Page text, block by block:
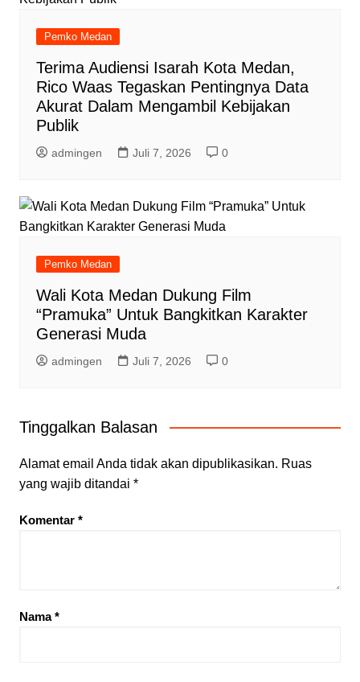
Pemko Medan
Terima Audiensi Isarah Kota Medan,
Rico Waas Tegaskan Pentingnya Data
Akurat Dalam Mengambil Kebijakan
Publik
admingen Juli 7, 2026 0
Pemko Medan
Wali Kota Medan Dukung Film
“Pramuka” Untuk Bangkitkan Karakter
Generasi Muda
admingen Juli 7, 2026 0
Tinggalkan Balasan
Alamat email Anda tidak akan dipublikasikan. Ruas
yang wajib ditandai *
Komentar *
Nama*